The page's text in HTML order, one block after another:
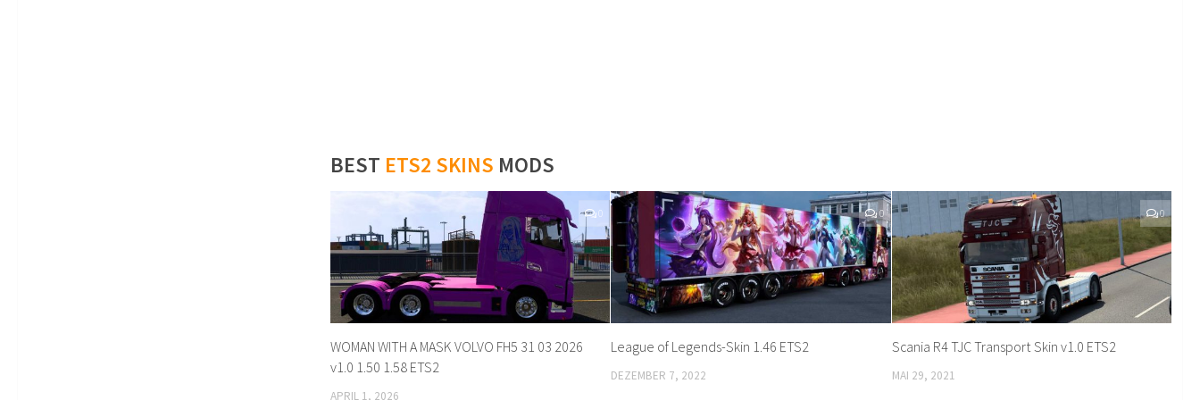
BEST ETS2 SKINS MODS
0
WOMAN WITH A MASK VOLVO FH5 31 03 2026
v1.0 1.50 1.58 ETS2
APRIL 1, 2026
0
League of Legends-Skin 1.46 ETS2
DEZEMBER 7, 2022
0
Scania R4 TJC Transport Skin v1.0 ETS2
MAI 29, 2021